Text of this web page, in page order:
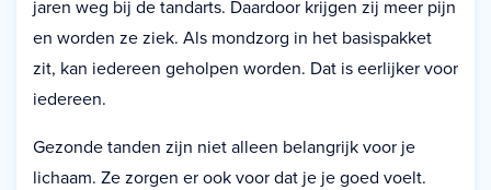
jaren weg bij de tandarts. Daardoor krijgen zij meer pijn
en worden ze ziek. Als mondzorg in het basispakket
zit, kan iedereen geholpen worden. Dat is eerlijker voor
iedereen.
Gezonde tanden zijn niet alleen belangrijk voor je
lichaam. Ze zorgen er ook voor dat je je goed voelt.